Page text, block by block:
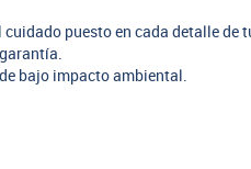
puesto en cada detalle de
bajo impacto ambiental.